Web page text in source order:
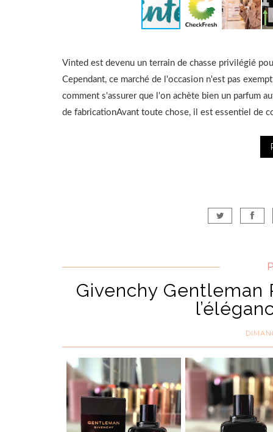
Vinted est devenu un terrain de chasse privilégié
Cependant, ce marché de l'occasion n'est pas
comment s'assurer que l'on achète bien un parfum
de fabricationAvant toute chose, il est essentiel de
Givenchy Gentleman